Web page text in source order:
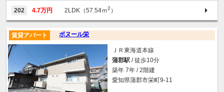
202 4.7万円 2LDK（57.54ｍ2 ）
ボヌール栄
賃貸アパート
ＪＲ東海道本線
蒲郡駅 / 徒歩10分
築年 7年 / 2階建
愛知県蒲郡市栄町9-11